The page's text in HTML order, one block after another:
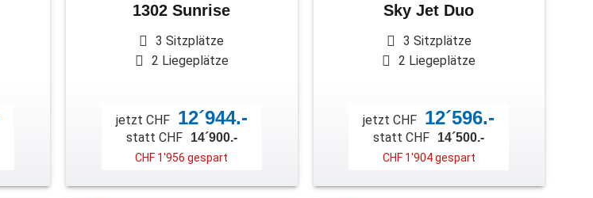
1302 Sunrise
3 Sitzplätze
2 Liegeplätze
jetzt CHF 12´944.-
statt CHF 14´900.-
CHF 1'956 gespart
Sky Jet Duo
3 Sitzplätze
2 Liegeplätze
jetzt CHF 12´596.-
statt CHF 14´500.-
CHF 1'904 gespart